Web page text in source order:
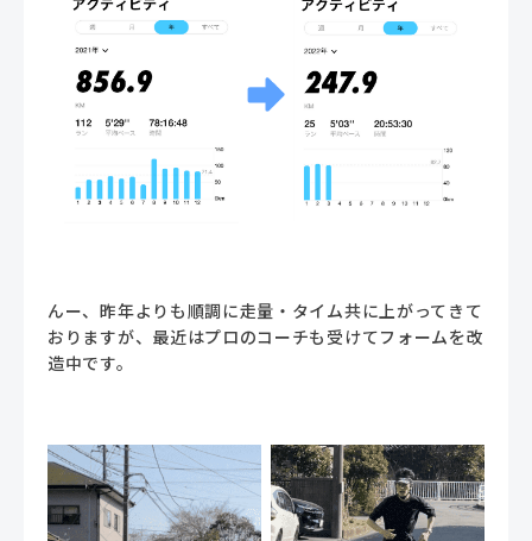
んー、昨年よりも順調に走量・タイム共に上がってきて
おりますが、最近はプロのコーチも受けてフォームを改
造中です。